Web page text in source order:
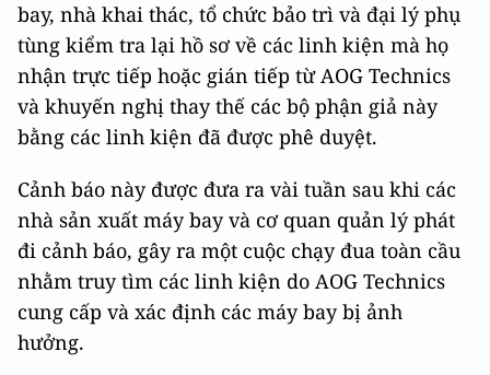
bay, nhà khai thác, tổ chức bảo trì và đại lý phụ
tùng kiểm tra lại hồ sơ về các linh kiện mà họ
nhận trực tiếp hoặc gián tiếp từ AOG Technics
và khuyến nghị thay thế các bộ phận giả này
bằng các linh kiện đã được phê duyệt.
Cảnh báo này được đưa ra vài tuần sau khi các
nhà sản xuất máy bay và cơ quan quản lý phát
đi cảnh báo, gây ra một cuộc chạy đua toàn cầu
nhằm truy tìm các linh kiện do AOG Technics
cung cấp và xác định các máy bay bị ảnh
hưởng.